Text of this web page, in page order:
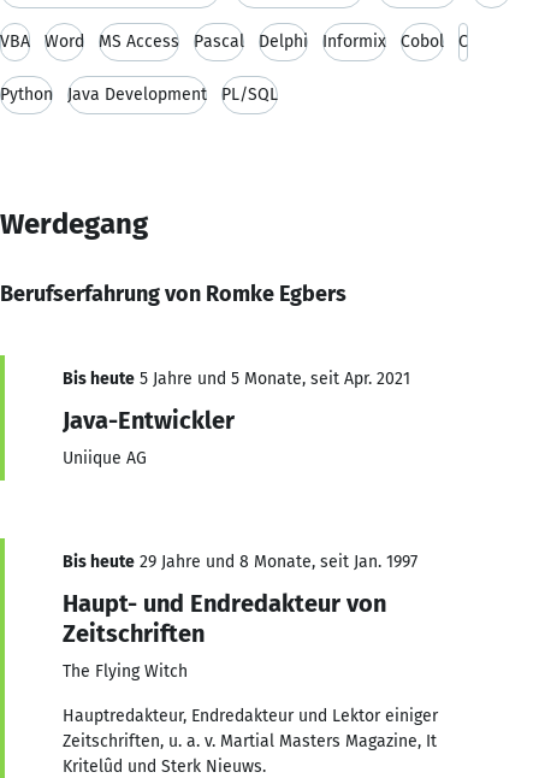
VBA Word MS Access Pascal Delphi Informix Cobol C
Python Java Development PL/SQL
Werdegang
Berufserfahrung von Romke Egbers
Bis heute 5 Jahre und 5 Monate, seit Apr. 2021
Java-Entwickler
Uniique AG
Bis heute 29 Jahre und 8 Monate, seit Jan. 1997
Haupt- und Endredakteur von
Zeitschriften
The Flying Witch
Hauptredakteur, Endredakteur und Lektor einiger
Zeitschriften, u. a. v. Martial Masters Magazine, It
Kritelûd und Sterk Nieuws.